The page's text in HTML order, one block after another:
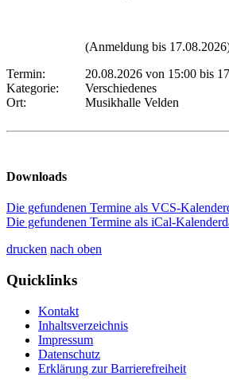
(Anmeldung bis
Termin:
20.08.2026 von 15:00 bis
Kategorie:
Verschiedenes
Ort:
Musikhalle Velden
Downloads
Die gefundenen Termine als VCS-
Die gefundenen Termine als iCal-
drucken nach oben
Quicklinks
Kontakt
Inhaltsverzeichnis
Impressum
Datenschutz
Erklärung zur Barrierefreiheit